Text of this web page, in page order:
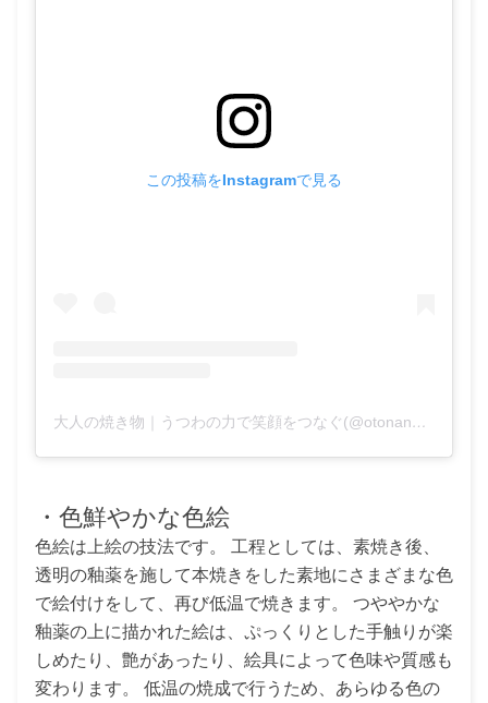
この投稿をInstagramで見る
大人の焼き物｜うつわの力で笑顔をつなぐ(@otonano_yakimono)がシェアした投稿
・色鮮やかな色絵
色絵は上絵の技法です。 工程としては、素焼き後、
透明の釉薬を施して本焼きをした素地にさまざまな色
で絵付けをして、再び低温で焼きます。 つややかな
釉薬の上に描かれた絵は、ぷっくりとした手触りが楽
しめたり、艶があったり、絵具によって色味や質感も
変わります。 低温の焼成で行うため、あらゆる色の